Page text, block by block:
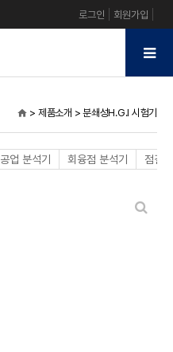
로그인 회원가입
home > 제품소개 > 분쇄성H.G.I 시험기
공업 분석기 회융점 분석기 점결